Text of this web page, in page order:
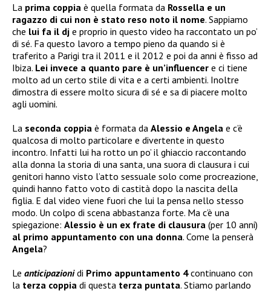
La prima coppia è quella formata da Rossella e un
ragazzo di cui non è stato reso noto il nome. Sappiamo
che lui fa il dj e proprio in questo video ha raccontato un po’
di sé. Fa questo lavoro a tempo pieno da quando si è
traferito a Parigi tra il 2011 e il 2012 e poi da anni è fisso ad
Ibiza. Lei invece a quanto pare è un’influencer e ci tiene
molto ad un certo stile di vita e a certi ambienti. Inoltre
dimostra di essere molto sicura di sé e sa di piacere molto
agli uomini.
La seconda coppia è formata da Alessio e Angela e c’è
qualcosa di molto particolare e divertente in questo
incontro. Infatti lui ha rotto un po’ il ghiaccio raccontando
alla donna la storia di una santa, una suora di clausura i cui
genitori hanno visto l’atto sessuale solo come procreazione,
quindi hanno fatto voto di castità dopo la nascita della
figlia. E dal video viene fuori che lui la pensa nello stesso
modo. Un colpo di scena abbastanza forte. Ma c’è una
spiegazione: Alessio è un ex frate di clausura (per 10 anni)
al primo appuntamento con una donna. Come la penserà
Angela?
Le anticipazionidi Primo appuntamento 4continuano con
la terza coppia di questa terza puntata. Stiamo parlando